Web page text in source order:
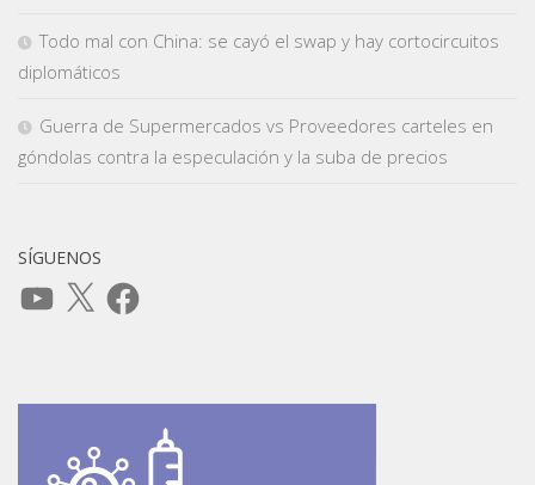
Todo mal con China: se cayó el swap y hay cortocircuitos
diplomáticos
Guerra de Supermercados vs Proveedores carteles en
góndolas contra la especulación y la suba de precios
SÍGUENOS
YouTube
X Facebook